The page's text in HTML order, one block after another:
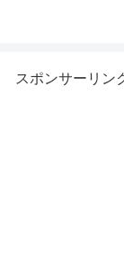
スポンサーリン